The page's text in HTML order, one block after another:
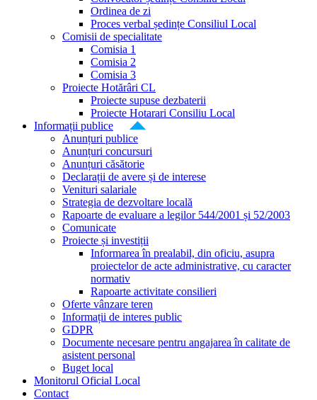
Ordinea de zi
Proces verbal ședințe Consiliul Local
Comisii de specialitate
Comisia 1
Comisia 2
Comisia 3
Proiecte Hotărâri CL
Proiecte supuse dezbaterii
Proiecte Hotarari Consiliu Local
Informații publice
Anunțuri publice
Anunțuri concursuri
Anunțuri căsătorie
Declarații de avere și de interese
Venituri salariale
Strategia de dezvoltare locală
Rapoarte de evaluare a legilor 544/2001 și 52/2003
Comunicate
Proiecte și investiții
Informarea în prealabil, din oficiu, asupra
proiectelor de acte administrative, cu caracter
normativ
Rapoarte activitate consilieri
Oferte vânzare teren
Informații de interes public
GDPR
Documente necesare pentru angajarea în calitate de
asistent personal
Buget local
Monitorul Oficial Local
Contact